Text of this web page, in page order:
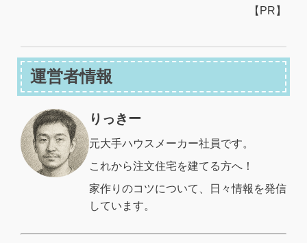
【PR】
運営者情報
りっきー
元大手ハウスメーカー社員です。
これから注文住宅を建てる方へ！
家作りのコツについて、日々情報を発信
しています。